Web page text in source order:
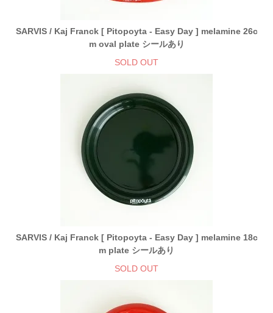
SARVIS / Kaj Franck [ Pitopoyta - Easy Day ] melamine 26c
m oval plate シールあり
SOLD OUT
SARVIS / Kaj Franck [ Pitopoyta - Easy Day ] melamine 18c
m plate シールあり
SOLD OUT